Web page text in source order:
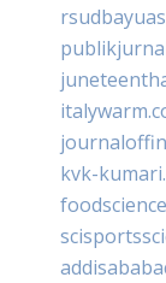
kvk-